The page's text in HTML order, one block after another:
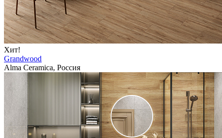
Хит!
Grandwood
Alma Ceramica, Россия